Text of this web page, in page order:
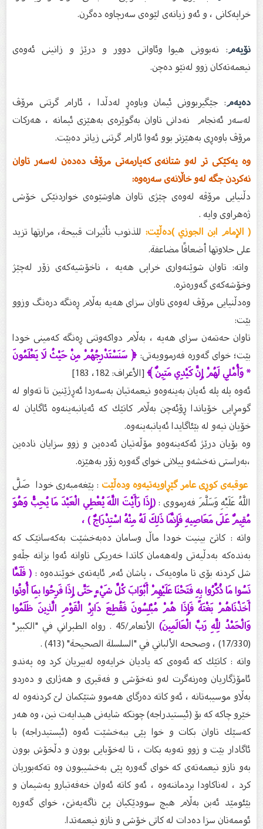
خراپەکانی ، و ئەو زیانەی لێوەی سەرچاوە دەگرن.
نۆیەم: نەبوونی هیوا وئاواتی دوور و درێژ و زانینی ئەوەی
نیعمەتەکان زوو لەنێو دەچن.
دەیەم: جێگیربوونی ئیمان وباوەڕ لەدڵدا ، ئارام گرتنی مرۆڤ
لەسەر ئەنجام نەدانى تاوان بەگوێرەی بەهێزی ئیمانە ، هەرکات
مرۆڤ باوەڕی بەهێزتر بوو ئەوا ئارام گرتنی زیاتر دەبێت.
وە یەکێکی تر لەو شتانەی کەیارمەتی مرۆڤ دەدەن لەسەر تاوان
نەکردن جگە لەو خاڵانەی سەرەوە:
دڵنیایی مرۆڤە لەوەی چێژی تاوان هاوشێوەی خواردنێکی خۆشی
ژەهراوی وایە .
( الإمام ابن الجوزي )دەڵێت:للذنوب تأثيرات قبيحة، مرارتها تزيد
على حلاوتها أضعافًا مضاعفة.
واتە: تاوان شوێنەواری خراپی هەیە ، ناخۆشیەکەی زۆر لەچێژ
وخۆشەکەی گەورەترە.
وەدڵنیایی مرۆڤ لەوەی تاوان سزای هەیه بەڵام ڕەنگە درەنگ وزوو
بێت:
تاوان حەتمەن سزای هەیە ، بەڵام دواکەوتنی ڕەنگە کەمینی خودا
بێت؛ خوای گەورە فەرموویەتی:﴿ سَنَسْتَدْرِجُهُمْ مِنْ حَيْثُ لَا يَعْلَمُونَ
* وَأُمْلِي لَهُمْ إِنَّ كَيْدِي مَتِينٌ ﴾[الأعراف: 182، 183]
ئه‌وه‌ پله‌ پله‌ ئه‌یان به‌ینه‌وه‌و نیعمه‌تیان به‌سه‌ردا ئه‌ڕژێنین تا ته‌واو له‌
گومڕایی خۆیاندا ڕۆئه‌چن به‌ڵام كاتێك كه‌ ئه‌یانبه‌ینه‌وه‌ ئاگایان له‌
خۆیان نیه‌و له‌ بێئاگایدا ئه‌یانبه‌ینه‌وه‌.
وه‌ بۆیان درێژ ئه‌كه‌ینه‌وه‌و مۆڵه‌تیان ئه‌ده‌ین و زوو سزایان ناده‌ین
،به‌راستى نه‌خشه‌و پیلانی خوای گه‌وره‌ زۆر به‌هێزه‌.
عوقبەی کوڕی عامر گێڕاویەتیەوە ودەڵێت: پێغەمبەری خودا صَلَّى
اللَّهُ عَلَيْهِ وَسَلَّمَ فەرمووی :(إِذَا رَأَيْتَ اللَّهَ يُعْطِي الْعَبْدَ مَا يُحِبُّ وَهُوَ
مُقِيمٌ عَلَى مَعَاصِيهِ فَإِنَّمَا ذَلِكَ لَهُ مِنْهُ اسْتِدْرَاجٌ ) ،
واتە : کاتێ بینیت خودا ماڵ وسامان دەبەخشێت بەکەسانێک کە
بەندەکە بەدڵیەتی ولەهەمان کاتدا خەریکی تاوانە ئەوا بزانە جڵەو
شل کردنە بۆی تا ماوەیەک ، پاشان ئەم ئایەتەی خوێندەوە :( فَلَمَّا
نَسُوا مَا ذُكِّرُوا بِهِ فَتَحْنَا عَلَيْهِمْ أَبْوَابَ كُلِّ شَيْءٍ حَتَّى إِذَا فَرِحُوا بِمَا أُوتُوا
أَخَذْنَاهُمْ بَغْتَةً فَإِذَا هُمْ مُبْلِسُونَ فَقُطِعَ دَابِرُ الْقَوْمِ الَّذِينَ ظَلَمُوا
وَالْحَمْدُ لِلَّهِ رَبِّ الْعَالَمِينَ)
الأنعام/45 . رواه الطبراني في "الكبير"
واتە : كاتێك كه‌ ئه‌وه‌ی كه‌ یادیان خرایه‌وه‌ له‌بیریان كرد وه‌ په‌ندو
ئامۆژگاریان وه‌رنه‌گرت له‌و نه‌خۆشی و فه‌قیری و هه‌ژاری و ده‌ردو
به‌ڵاو موسیبه‌تانه‌ ، ئه‌و كاته‌ ده‌رگای هه‌موو شتێكمان لێ كردنه‌وه‌ له‌
خێرو چاكه‌ كه‌ بۆ (ئیستیدراجه‌) چونكه‌ شایه‌نی هیدایه‌ت نین، وه‌ هه‌ر
كه‌سێك تاوان بكات و خوا پێى ببه‌خشێت ئه‌وه‌ (ئیستیدراجه‌) با
ئاگادار بێت و زوو ته‌وبه‌ بكات ، تا له‌خۆبایی بوون و دڵخۆش بوون
به‌و نازو نیعمه‌ته‌ی كه‌ خوای گه‌وره‌ پێی به‌خشیبوون وه‌ ته‌كه‌بوریان
كرد ، له‌ناكاودا بردماننه‌وه‌ ، ئه‌و كاته‌ ئه‌وان خه‌فه‌تبارو په‌شیمان و
بێئومێد ئه‌بن به‌ڵام هیچ سوودێكیان پێ ناگه‌یه‌نێ، خواى گه‌وره‌
ئوممه‌تان سزا ده‌دات له‌ كاتى خۆشى و نازو نیعمه‌تدا.